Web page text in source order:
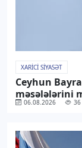
XARICI SIYASƏT
Ceyhun
məsələlərini
06.08.2026 36